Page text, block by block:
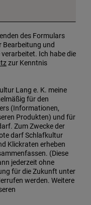
des Formulars
Bearbeitung und
Ich habe die
zur Kenntnis
Lang e. K. meine
für den
(Informationen,
Produkten) und für
Zum Zwecke der
darf Schlafkultur
Klickraten erheben
(Diese
jederzeit ohne
für die Zukunft unter
werden. Weitere